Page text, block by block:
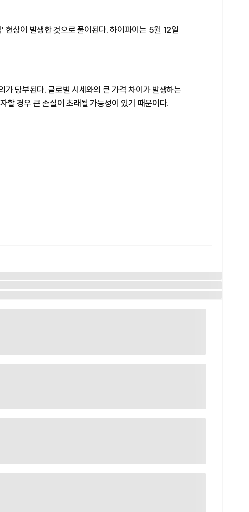
현상이 발생한 것으로 풀이된다. 하이파이는 5월 12일
가 당부된다. 글로벌 시세와의 큰 가격 차이가 발생하는
할 경우 큰 손실이 초래될 가능성이 있기 때문이다.